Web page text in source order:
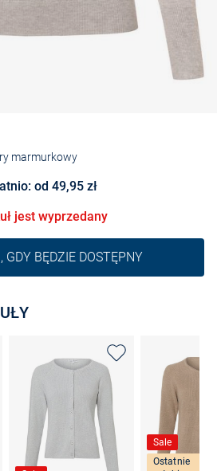
marmurkowy
od 49,95 zł
jest wyprzedany
GDY BĘDZIE DOSTĘPNY
Sale
Ostatnie